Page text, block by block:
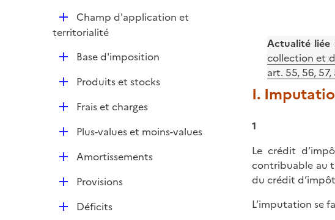
l
i
e
r
D
é
Champ d'application et
territorialité
DBase d'imposition
DProduits et stocks
DFrais et charges
D
p
Plus-values et moins-values
DAmortissements
DProvisions
DDéficits
Actualité liée
collection et
art. 55, 56,
I.
1
Le crédit
contribuable au
du crédit
L’imputation se